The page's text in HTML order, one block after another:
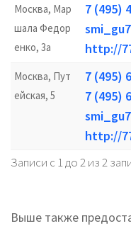
Москва, Мар
шала Федор
енко, 3а
7 (495)
http://
Москва, Пут
ейская, 5
7 (495)
7 (495)
http://
Записи с 1 до 2 из 2
Выше также